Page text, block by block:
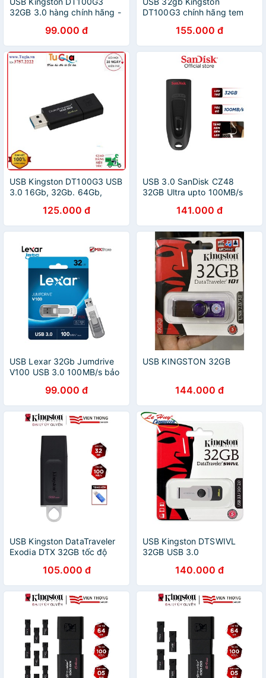
32GB 3.0 hàng chính hãng -
99.000 đ
DT100G3 chính hãng tem
Phukienleduy155.000 đ
USB Kingston DT100G3 USB
3.0 16Gb, 32Gb. 64Gb,
125.000 đ
USB 3.0 SanDisk CZ48
32GB Ultra upto 100MB/s
141.000 đ
USB Lexar 32Gb Jumdrive
V100 USB 3.0 100MB/s bảo
99.000 đ
USB KINGSTON 32GB
144.000 đ
USB Kingston DataTraveler
Exodia DTX 32GB tốc độ
thẻ - Hãng phân phối chính
thức
105.000 đ
USB Kingston DTSWIVL
32GB USB 3.0
140.000 đ